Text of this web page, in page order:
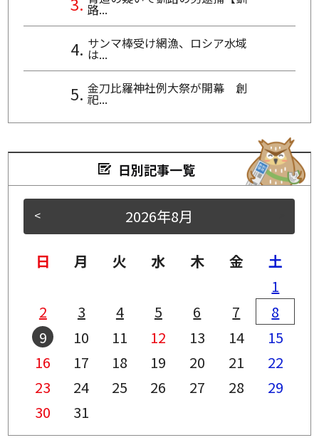
路...
サンマ棒受け網漁、ロシア水域
は...
金刀比羅神社例大祭が開幕 創
祀...
日別記事一覧
< 2026年8月
日 月 火 水 木 金
土
1
2
3 4 5 6 7
8
9
10 11 12 13 14
15
16
17 18 19 20 21
22
23
24 25 26 27 28
29
30
31